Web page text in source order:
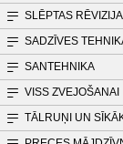
SLĒPTAS
SADZĪVES
SANTEHNIKA
VISS ZVEJOŠANAI
TĀLRUŅI UN